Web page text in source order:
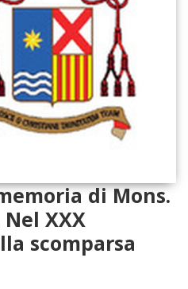
di Mons.
XXX
scomparsa